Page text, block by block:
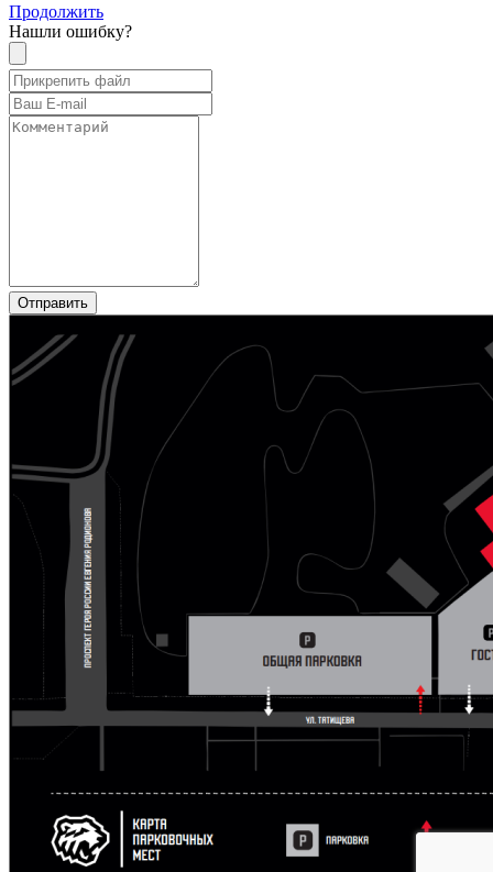
Продолжить
Нашли ошибку?